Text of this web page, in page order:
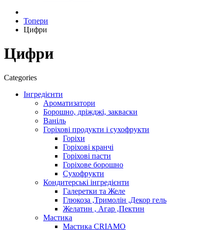
Топери
Цифри
Цифри
Categories
Інгредієнти
Ароматизатори
Борошно, дріжджі, закваски
Ваніль
Горіхові продукти і сухофрукти
Горіхи
Горіхові кранчі
Горіхові пасти
Горіхове борошно
Сухофрукти
Кондитерські інгредієнти
Галеретки та Желе
Глюкоза ,Тримолін ,Декор гель
Желатин , Агар ,Пектин
Мастика
Мастика CRIAMO